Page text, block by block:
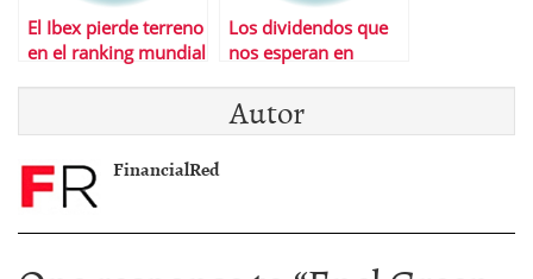
El Ibex pierde terreno
en el ranking mundial
Los dividendos que
nos esperan en
Autor
FinancialRed